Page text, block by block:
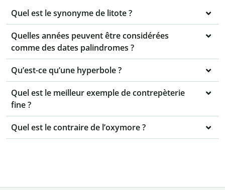
Quel est le synonyme de litote ?
Quelles années peuvent être considérées
comme des dates palindromes ?
Qu’est-ce qu’une hyperbole ?
Quel est le meilleur exemple de contrepèterie
fine ?
Quel est le contraire de l’oxymore ?